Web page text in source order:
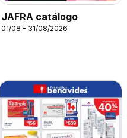
JAFRA catálogo
01/08 - 31/08/2026